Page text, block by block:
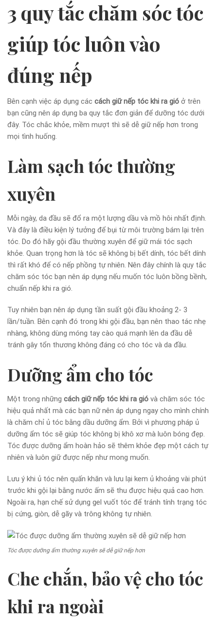
3 quy tắc chăm sóc tóc
giúp tóc luôn vào
đúng nếp
Bên cạnh việc áp dụng các cách giữ nếp tóc khi ra gió ở trên
bạn cũng nên áp dụng ba quy tắc đơn giản để dưỡng tóc dưới
đây. Tóc chắc khỏe, mềm mượt thì sẽ dễ giữ nếp hơn trong
mọi tình huống.
Làm sạch tóc thường
xuyên
Mỗi ngày, da đầu sẽ đổ ra một lượng dầu và mồ hôi nhất định.
Và đây là điều kiện lý tưởng để bụi từ môi trường bám lại trên
tóc. Do đó hãy gội đầu thường xuyên để giữ mái tóc sạch
khỏe. Quan trọng hơn là tóc sẽ không bị bết dính, tóc bết dính
thì rất khó để có nếp phồng tự nhiên. Nên đây chính là quy tắc
chăm sóc tóc bạn nên áp dụng nếu muốn tóc luôn bồng bềnh,
chuẩn nếp khi ra gió.
Tuy nhiên bạn nên áp dụng tần suất gội đầu khoảng 2- 3
lần/tuần. Bên cạnh đó trong khi gội đầu, bạn nên thao tác nhẹ
nhàng, không dùng móng tay cào quá mạnh lên da đầu dễ
tránh gây tổn thương không đáng có cho tóc và da đầu.
Dưỡng ẩm cho tóc
Một trong những cách giữ nếp tóc khi ra gió và chăm sóc tóc
hiệu quả nhất mà các bạn nữ nên áp dụng ngay cho mình chính
là chăm chỉ ủ tóc bằng dầu dưỡng ẩm. Bởi vì phương pháp ủ
dưỡng ẩm tóc sẽ giúp tóc không bị khô xơ mà luôn bóng đẹp.
Tóc được dưỡng ẩm hoàn hảo sẽ thêm khỏe đẹp một cách tự
nhiên và luôn giữ được nếp như mong muốn.
Lưu ý khi ủ tóc nên quấn khăn và lưu lại kem ủ khoảng vài phút
trước khi gội lại bằng nước ấm sẽ thu được hiệu quả cao hơn.
Ngoài ra, hạn chế sử dụng gel vuốt tóc để tránh tính trạng tóc
bị cứng, giòn, dễ gãy và trông không tự nhiên.
Tóc được dưỡng ẩm thường xuyên sẽ dễ giữ nếp hơn
Che chắn, bảo vệ cho tóc
khi ra ngoài